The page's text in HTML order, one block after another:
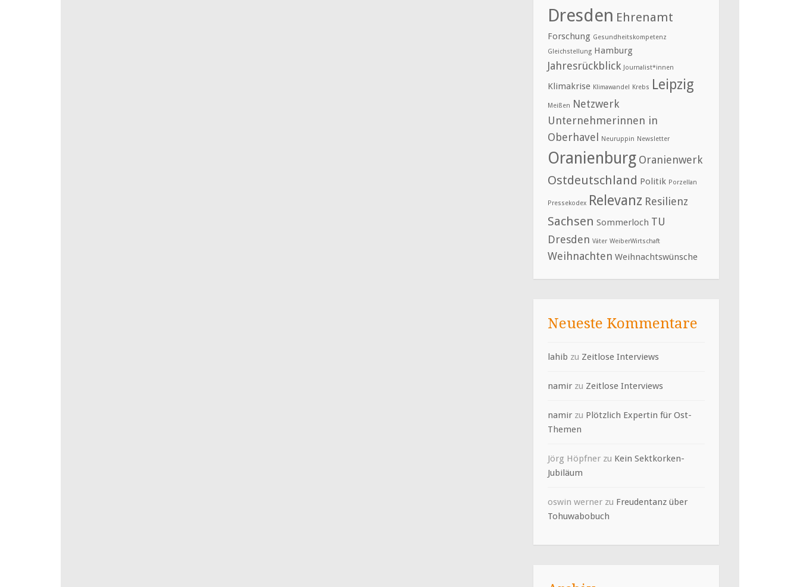
Dresden Ehrenamt
Forschung Gesundheitskompetenz
Gleichstellung Hamburg
Jahresrückblick Journalist*innen
Klimakrise Klimawandel Krebs Leipzig
Meißen Netzwerk
Unternehmerinnen in
Oberhavel
Neuruppin Newsletter
Oranienburg Oranienwerk
Ostdeutschland Politik Porzellan
Pressekodex Relevanz Resilienz
Sachsen Sommerloch TU
Dresden Väter WeiberWirtschaft
Weihnachten Weihnachtswünsche
Neueste Kommentare
lahib zu Zeitlose Interviews
namir zu Zeitlose Interviews
namir zu Plötzlich Expertin für Ost-
Themen
Jörg Höpfner zu Kein Sektkorken-
Jubiläum
oswin werner zu Freudentanz über
Tohuwabobuch